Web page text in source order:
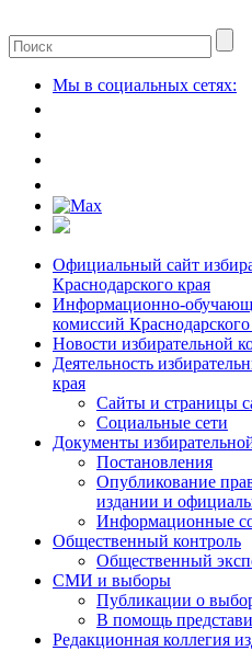
Мы в социальных сетях:
Официальный сайт
Краснодарского края
Информационно-
комиссий Краснодарского
Новости избирательной
Деятельность
края
Сайты и страницы
Социальные сети
Документы
Постановления
Опубликование
издании и
Информационные
Общественный контроль
Общественный
СМИ и выборы
Публикации о
В помощь
Редакционная коллегия